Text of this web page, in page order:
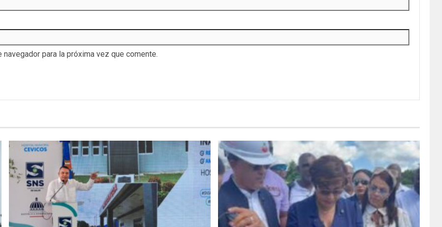
para la próxima vez que comente.